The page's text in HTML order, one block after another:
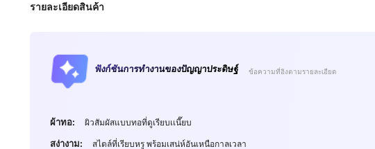
รายละเอียดสินค้า
ฟังก์ชันการทำงานของปัญญาประดิษฐ์ ข้อความที่อิงตามรายละเอียด
ผ้าทอ: ผิวสัมผัสแบบทอที่ดูเรียบเเนี๊ยบ
สง่างาม: สไตล์ที่เรียบหรู พร้อมเสน่ห์อันเหนือกาลเวลา
650K ผู้ติดตาม